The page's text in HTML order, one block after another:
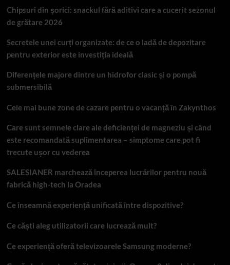
Chipsuri din șorici: snackul fără aditivi care a cucerit sezonul
de grătare 2026
Secretele unei curți organizate: de ce o ladă de depozitare
pentru exterior este investiția ideală
Diferențele majore dintre un hidrofor clasic și o pompă
submersibilă
Cele mai bune zone de cazare pentru o vacanță în Zakynthos
Care sunt semnele clare ale deficienței de magneziu și când
este recomandată suplimentarea – simptome care pot fi
trecute ușor cu vederea
SALESIANER marchează începerea lucrărilor pentru nouă
fabrică high-tech la Oradea
Ce înseamnă experiență unificată între dispozitive?
Ce căști aleg utilizatorii care lucrează mult?
Ce experiență oferă televizoarele Samsung moderne?